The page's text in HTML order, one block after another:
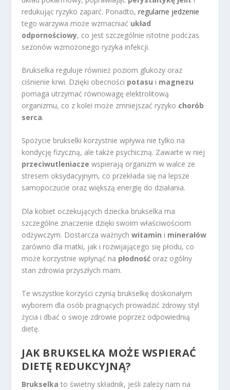
redukując ryzyko zaparć. Ponadto,regularne jedzenie
tego warzywa może wzmacniać układ
odpornościowy, co jest szczególnie istotne podczas
sezonów wzmożonego ryzyka infekcji.
Brukselka reguluje również poziom glukozy oraz
ciśnienie krwi. Dzięki obecności potasu i magnezu
pomaga utrzymać równowagę elektrolitową
organizmu, co z kolei może zmniejszać ryzyko chorób
serca.
Spożycie brukselki korzystnie wpływa nie tylko na
kondycję fizyczną, ale także psychiczną. Zawarte w niej
przeciwutleniacze wspierają organizm w walce ze
stresem oksydacyjnym, co przekłada się na lepsze
samopoczucie oraz większą energię do działania.
Dla kobiet oczekujących dziecka brukselka ma
szczególne znaczenie dzięki swoim właściwościom
odżywczym. Dostarcza ważnychwitamin i minerałów
zarówno dla matki, jak i rozwijającego się płodu, co
może korzystnie wpłynąć na płodność oraz ogólny
stan zdrowia przyszłych mam.
Te wszystkie korzyści czynią brukselkę doskonałym
wyborem dla osób pragnących prowadzić zdrowy styl
życia i dbać o swoje zdrowie poprzez odpowiednią
dietę.
JAK BRUKSELKA MOŻE WSPIERAĆ
DIETĘ REDUKCYJNĄ?
Brukselka to świetny składnik, jeśli zależy nam na